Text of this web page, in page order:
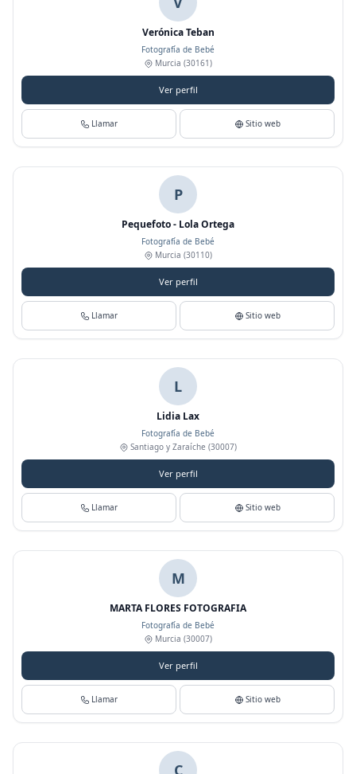
Verónica Teban
Fotografía de Bebé
Murcia (30161)
Ver perfil
Llamar Sitio web
P
Pequefoto - Lola Ortega
Fotografía de Bebé
Murcia (30110)
Ver perfil
Llamar Sitio web
L
Lidia Lax
Fotografía de Bebé
Santiago y Zaraíche (30007)
Ver perfil
Llamar Sitio web
M
MARTA FLORES FOTOGRAFIA
Fotografía de Bebé
Murcia (30007)
Ver perfil
Llamar Sitio web
C